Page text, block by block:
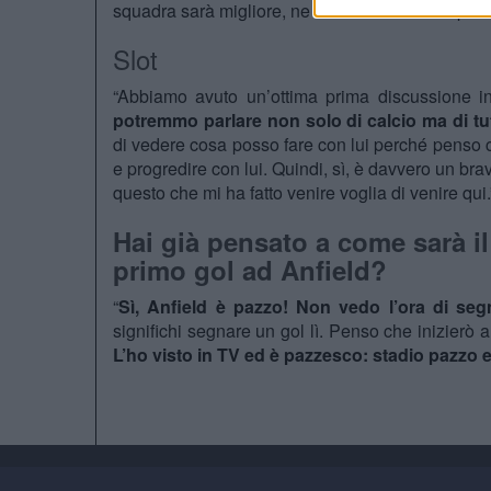
squadra sarà migliore, ne sono sicuro. Ecco
Slot
“Abbiamo avuto un’ottima prima discussione
potremmo parlare non solo di calcio ma di
di vedere cosa posso fare con lui perché
e progredire con lui. Quindi, sì, è davvero un
questo che mi ha fatto venire voglia di venire
Hai già pensato a come sarà
primo gol ad Anfield?
“Sì, Anfield è pazzo! Non vedo l’ora di
significhi segnare un gol lì. Penso che inizierò
L’ho visto in TV ed è pazzesco: stadio